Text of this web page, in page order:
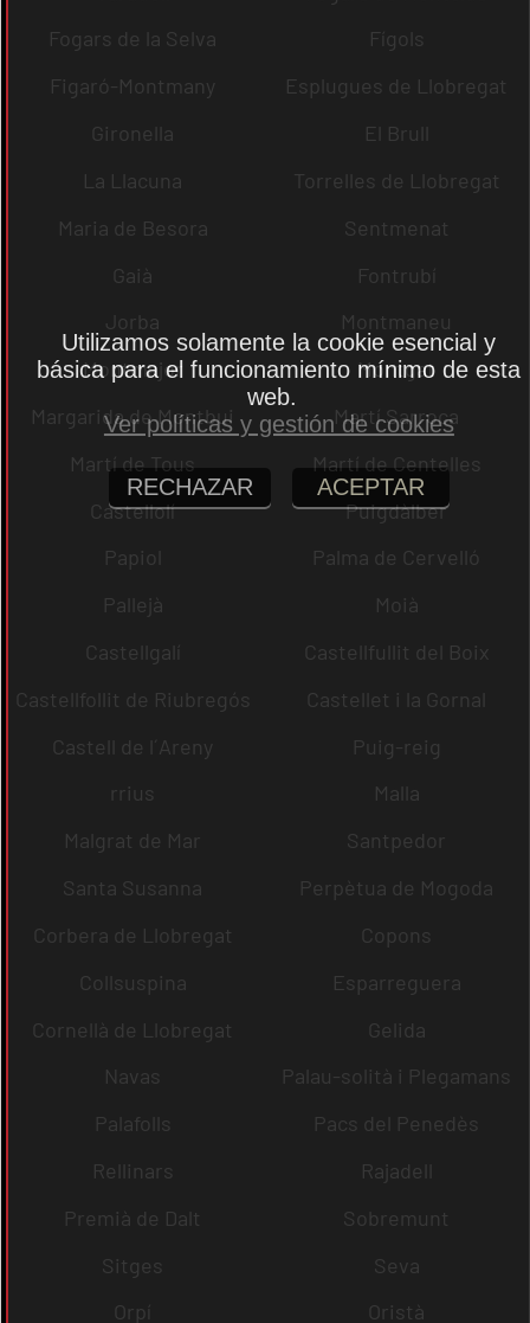
Fogars de la Selva
Fígols
Figaró-Montmany
Esplugues de Llobregat
Gironella
El Brull
La Llacuna
Torrelles de Llobregat
Maria de Besora
Sentmenat
Gaià
Fontrubí
Jorba
Montmaneu
Montmajor
Montgat
Margarida de Montbui
Martí Sarroca
Martí de Tous
Martí de Centelles
Castellolí
Puigdàlber
Papiol
Palma de Cervelló
Pallejà
Moià
Castellgalí
Castellfullit del Boix
Castellfollit de Riubregós
Castellet i la Gornal
Castell de l´Areny
Puig-reig
rrius
Malla
Malgrat de Mar
Santpedor
Santa Susanna
Perpètua de Mogoda
Corbera de Llobregat
Copons
Collsuspina
Esparreguera
Cornellà de Llobregat
Gelida
Navas
Palau-solità i Plegamans
Palafolls
Pacs del Penedès
Rellinars
Rajadell
Premià de Dalt
Sobremunt
Sitges
Seva
Orpí
Oristà
Utilizamos solamente la cookie esencial y
básica para el funcionamiento mínimo de esta
web.
Ver políticas y gestión de cookies
RECHAZAR ACEPTAR